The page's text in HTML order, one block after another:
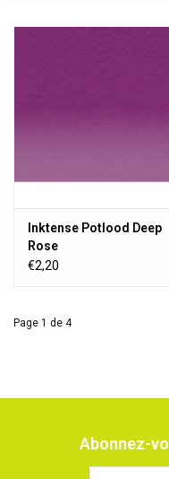
Inktense Potlood Deep
Rose
€2,20
Page 1 de 4
Abonnez-